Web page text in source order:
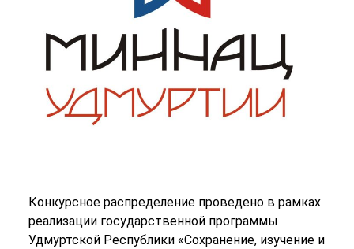
Конкурсное распределение проведено в рамках
реализации государственной программы
Удмуртской Республики «Сохранение, изучение и